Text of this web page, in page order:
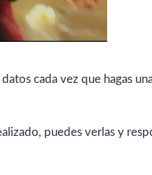
cada vez que hagas
puedes verlas y